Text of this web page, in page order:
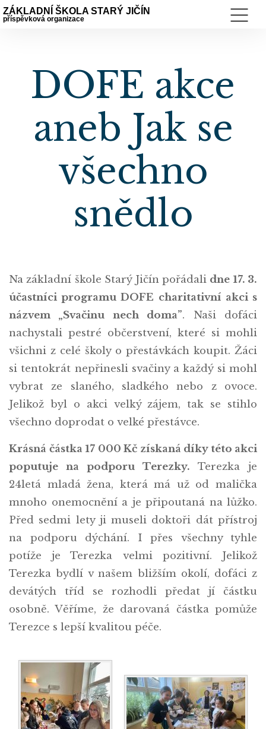
ZÁKLADNÍ ŠKOLA STARÝ JIČÍN
příspěvková organizace
DOFE akce
aneb Jak se
všechno
snědlo
Na základní škole Starý Jičín pořádali dne 17. 3.
účastníci programu DOFE charitativní akci s
názvem „Svačinu nech doma”. Naši dofáci
nachystali pestré občerstvení, které si mohli
všichni z celé školy o přestávkách koupit. Žáci
si tentokrát nepřinesli svačiny a každý si mohl
vybrat ze slaného, sladkého nebo z ovoce.
Jelikož byl o akci velký zájem, tak se stihlo
všechno doprodat o velké přestávce.
Krásná částka 17 000 Kč získaná díky této akci
poputuje na podporu Terezky. Terezka je
24letá mladá žena, která má už od malička
mnoho onemocnění a je připoutaná na lůžko.
Před sedmi lety ji museli doktoři dát přístroj
na podporu dýchání. I přes všechny tyhle
potíže je Terezka velmi pozitivní. Jelikož
Terezka bydlí v našem bližším okolí, dofáci z
devátých tříd se rozhodli předat jí částku
osobně. Věříme, že darovaná částka pomůže
Terezce s lepší kvalitou péče.